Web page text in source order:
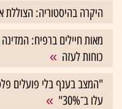
היקרה בהיסטוריה: הצוללת
מאות חיילים ברפיח:
כוחות לעזה
"המצב בענף בלי פועלים
עלו ב־30%"